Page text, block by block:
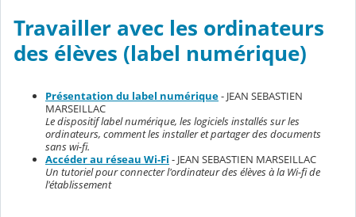
Travailler avec les ordinateurs
des élèves (label numérique)
Présentation du label numérique- JEAN SEBASTIEN
MARSEILLAC
Le dispositif label numérique, les logiciels installés sur les
ordinateurs, comment les installer et partager des documents
sans wi-fi.
Accéder au réseau Wi-Fi - JEAN SEBASTIEN MARSEILLAC
Un tutoriel pour connecter l'ordinateur des élèves à la Wi-fi de
l'établissement